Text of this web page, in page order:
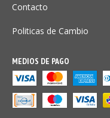
Contacto
Politicas de Cambio
MEDIOS DE PAGO